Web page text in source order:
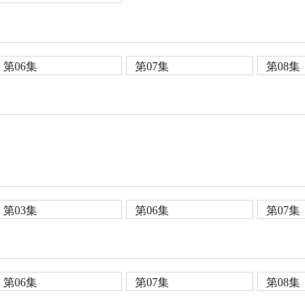
第06集 第07集 第08集
第03集 第06集 第07集
第06集 第07集 第08集